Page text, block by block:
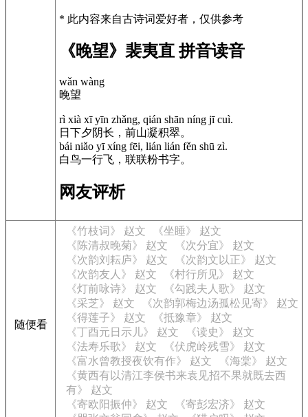
* 此内容来自古诗词爱好者，仅供参考
《晚望》裴夷直 拼音读音
wǎn wàng
晚望
rì xià xī yīn zhǎng, qián shān níng jī cuì.
日下夕阴长，前山凝积翠。
bái niǎo yī xíng fēi, lián lián fěn shū zì.
白鸟一行飞，联联粉书字。
网友评析
随便看
《竹枝词》 赵文
《坐睡》 赵文
《陈清叔晚菊》 赵文
《次分宜》 赵文
《次韵刘耘庐》 赵文
《次韵文以正》 赵文
《次韵友人》 赵文
《村行所见》 赵文
《灯前咏诗》 赵文
《勾践夫人歌》 赵文
《采芝》 赵文
《次韵郭梅边汤孤松见寄》 赵文
《得莲子》 赵文
《抵豫章》 赵文
《丁酉元日示儿》 赵文
《读史》 赵文
《法寿乐歌》 赵文
《伏虎岭残雪》 赵文
《富水曾教授夜饮有作》 赵文
《海棠》 赵文
《黄西有以清江李侯书来袁见招不果就既去西
有》 赵文
《寄欧阳振仲》 赵文
《寄彭宏济》 赵文